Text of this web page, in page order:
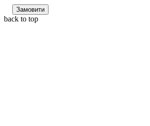
Замовити
back to top